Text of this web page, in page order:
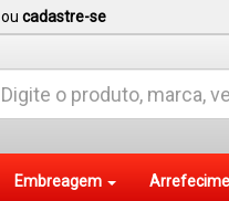
ou cadastre-se
Embreagem